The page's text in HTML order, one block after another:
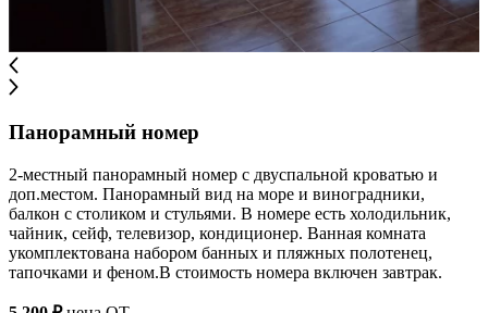
Панорамный номер
2-местный панорамный номер с двуспальной кроватью и
доп.местом. Панорамный вид на море и виноградники,
балкон с столиком и стульями. В номере есть холодильник,
чайник, сейф, телевизор, кондиционер. Ванная комната
укомплектована набором банных и пляжных полотенец,
тапочками и феном.В стоимость номера включен завтрак.